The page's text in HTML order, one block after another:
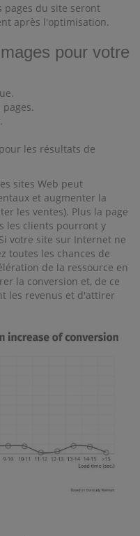
pages du site seront
après l'optimisation.
pour votre
les résultats de
sites Web peut
et augmenter la
les ventes). Plus la page
les clients pourront y
votre site sur Internet ne
toutes les chances de
de la ressource en
la conversion et, de ce
les revenus et d'attirer